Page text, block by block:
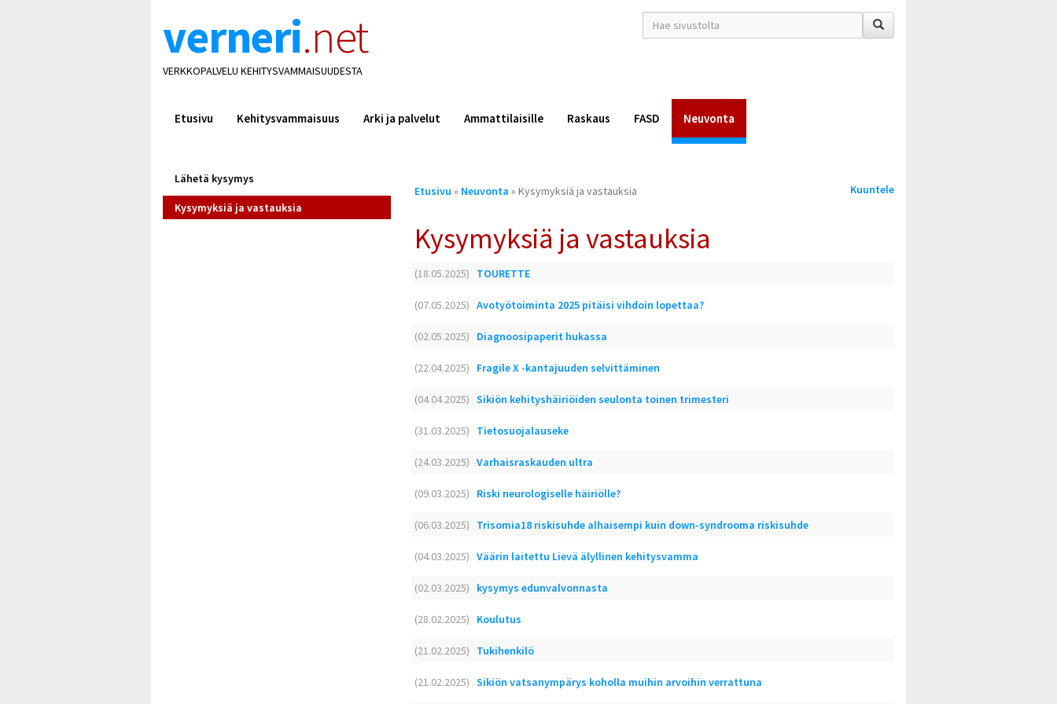
verneri.net
VERKKOPALVELU KEHITYSVAMMAISUUDESTA
hakusana(t)
*
Etusivu Kehitysvammaisuus Arki ja palvelut Ammattilaisille Raskaus FASD Neuvonta
Lähetä kysymys
Kysymyksiä ja vastauksia
Olet
Etusivu » Neuvonta » Kysymyksiä ja vastauksia Kuuntele
Kysymyksiä ja vastauksia
(18.05.2025) TOURETTE
(07.05.2025) Avotyötoiminta 2025 pitäisi vihdoin lopettaa?
(02.05.2025) Diagnoosipaperit hukassa
(22.04.2025) Fragile X -kantajuuden selvittäminen
(04.04.2025) Sikiön kehityshäiriöiden seulonta toinen trimesteri
(31.03.2025) Tietosuojalauseke
(24.03.2025) Varhaisraskauden ultra
(09.03.2025) Riski neurologiselle häiriölle?
(06.03.2025) Trisomia18 riskisuhde alhaisempi kuin down-syndrooma riskisuhde
(04.03.2025) Väärin laitettu Lievä älyllinen kehitysvamma
(02.03.2025) kysymys edunvalvonnasta
(28.02.2025) Koulutus
(21.02.2025) Tukihenkilö
(21.02.2025) Sikiön vatsanympärys koholla muihin arvoihin verrattuna